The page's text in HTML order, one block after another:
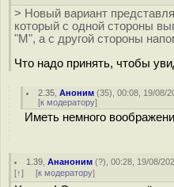
> Новый вариант
который с одной стороны
"M", а с другой стороны
Что надо принять, чтобы
2.35 ,Аноним (35), 00:08, 19/08/
[к модератору]
Иметь немного
1.39 ,Ананоним (?), 00:28, 19/08/
[↑] [к модератору]